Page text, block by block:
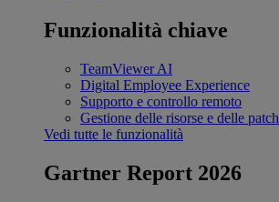
Funzionalità chiave
TeamViewer AI
Digital Employee Experience
Supporto e controllo remoto
Gestione delle risorse e delle patch
Vedi tutte le funzionalità
Gartner Report 2026